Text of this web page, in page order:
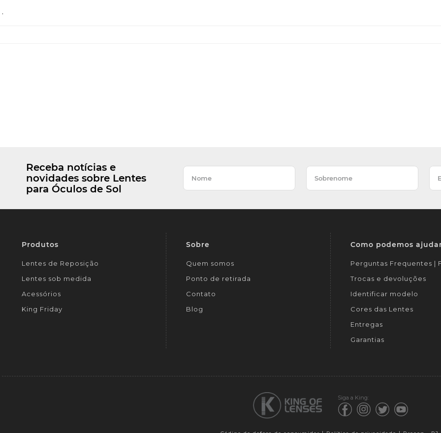
.
Receba notícias e
novidades sobre Lentes
para Óculos de Sol
Produtos
Lentes de Reposição
Lentes sob medida
Acessórios
King Friday
Sobre
Quem somos
Ponto de retirada
Contato
Blog
Como podemos
Perguntas Frequentes |
Trocas e devoluções
Identificar modelo
Cores das Lentes
Entregas
Garantias
Siga a King: